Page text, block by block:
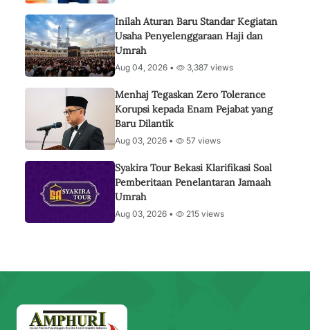
Inilah Aturan Baru Standar Kegiatan
Usaha Penyelenggaraan Haji dan
Umrah
Aug 04, 2026 • 3,387 views
Menhaj Tegaskan Zero Tolerance
Korupsi kepada Enam Pejabat yang
Baru Dilantik
Aug 03, 2026 • 57 views
Syakira Tour Bekasi Klarifikasi Soal
Pemberitaan Penelantaran Jamaah
Umrah
Aug 03, 2026 • 215 views